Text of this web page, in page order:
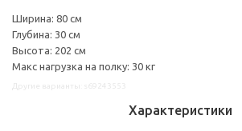
Ширина: 80 см
Глубина: 30 см
Высота: 202 см
Макс нагрузка на полку: 30 кг
Характеристики